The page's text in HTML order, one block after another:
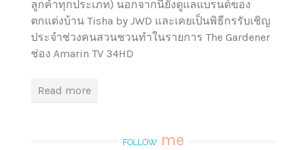
ลูกค้าทุกประเภท) นอกจากนี้ยังดูแลแบรนด์ของ
ตกแต่งบ้าน Tisha by JWD และเคยเป็นพิธีกรรับเชิญ
ประจำช่วงคนสวนชวนทำในรายการ The Gardener
ช่อง Amarin TV 34HD
Read more
FOLLOW me